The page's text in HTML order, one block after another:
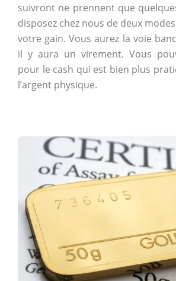
suivront ne prennent que
disposez chez nous de deux
votre gain. Vous aurez la voie
il y aura un virement. Vous
pour le cash qui est bien plus
l’argent physique.